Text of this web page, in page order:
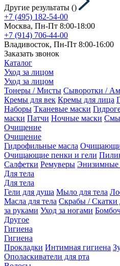
Другие результаты ()
+7 (495) 182-54-00
Москва, Пн-Пт 8:00-18:00
+7 (914) 706-44-00
Владивосток, Пн-Пт 8:00-16:00
Заказать звонок
Каталог
Уход за лицом
Уход за лицом
Тонеры / Мисты Сыворотки /
Кремы для век Кремы для лица
Наборы Тканевые маски
маски Патчи Ночные маски
Очищение
Очищение
Гидрофильные масла
Очищающие пенки и гели
Салфетки Ремуверы Энизимные
Для тела
Для тела
Гели для душа Мыло для тела
Масла для тела Скрабы / Скатки
за руками Уход за ногами
Другое
Гигиена
Гигиена
Прокладки Интимная гигиена
Ополаскиватели для рта